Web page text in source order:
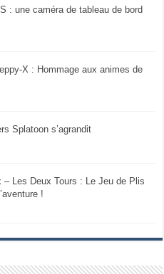
: une caméra de tableau de bord
X : Hommage aux animes de
Splatoon s’agrandit
– Les Deux Tours : Le Jeu de Plis
!